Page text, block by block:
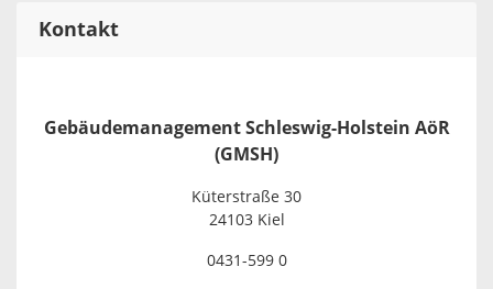
Kontakt
Gebäudemanagement Schleswig-Holstein AöR
(GMSH)
Küterstraße 30
24103 Kiel
0431-599 0